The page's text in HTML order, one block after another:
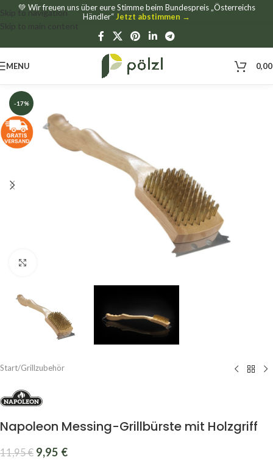
💚 Wir freuen uns über eure Stimme beim Bundespreis „Österreichs
Händler“ Jetzt abstimmen →
Skip to navigation
Skip to main content
MENU
-17%
Start/Grillzubehör
Napoleon Messing-Grillbürste mit Holzgriff
11,95€ 9,95 €